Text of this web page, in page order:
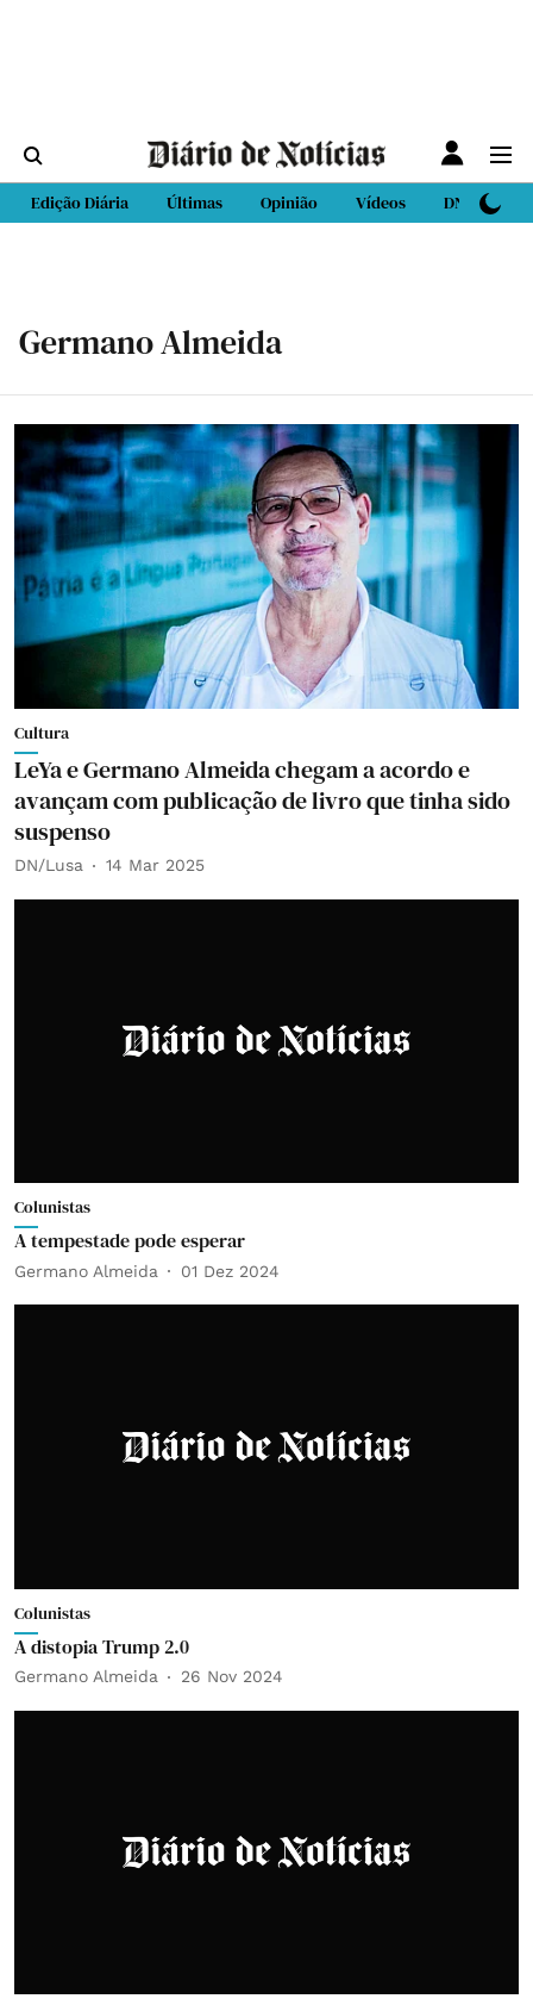
Edição Diária Últimas Opinião Vídeos DN Sport
Germano Almeida
Cultura
LeYa e Germano Almeida chegam a acordo e
avançam com publicação de livro que tinha sido
suspenso
DN/Lusa 14 Mar 2025
Colunistas
A tempestade pode esperar
Germano Almeida 01 Dez 2024
Colunistas
A distopia Trump 2.0
Germano Almeida 26 Nov 2024